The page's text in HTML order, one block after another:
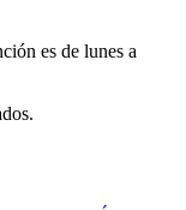
es de lunes a